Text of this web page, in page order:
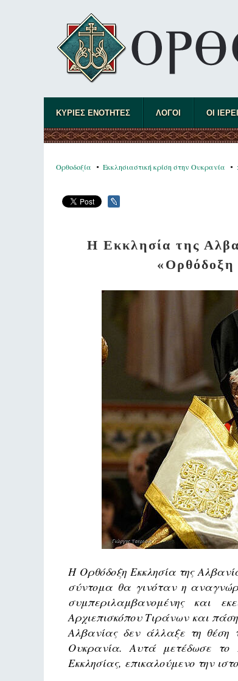
ΚΥΡΙΕΣ ΕΝΟΤΗΤΕΣ ΛΟΓΟΙ ΟΙ
Ορθοδοξία Εκκλησιαστική κρίση στην Ουκρανία
Η Εκκλησία της
Η Ορθόδοξη Εκκλησία της
σύντομα θα γινόταν η
συμπεριλαμβανομένης και
Αρχιεπισκόπου Τιράνων και
Αλβανίας δεν άλλαξε τη θέση
Ουκρανία. Αυτά μετέδωσε το
Εκκλησίας, επικαλούμενο την